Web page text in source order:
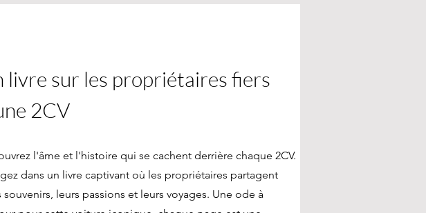
livre sur les propriétaires fiers
2CV
l'âme et l'histoire qui se cachent derrière chaque 2CV.
dans un livre captivant où les propriétaires partagent
souvenirs, leurs passions et leurs voyages. Une ode à